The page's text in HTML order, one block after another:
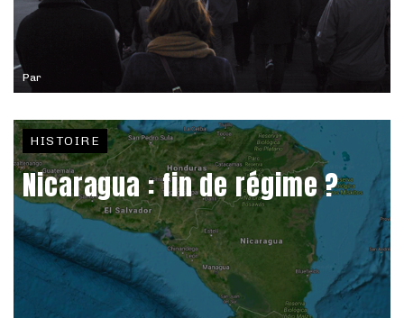
Par
HISTOIRE
Nicaragua : fin de régime ?